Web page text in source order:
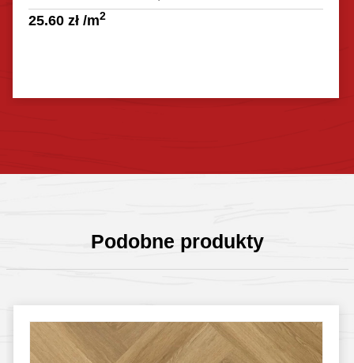
25.60zł /m2
Podobne produkty